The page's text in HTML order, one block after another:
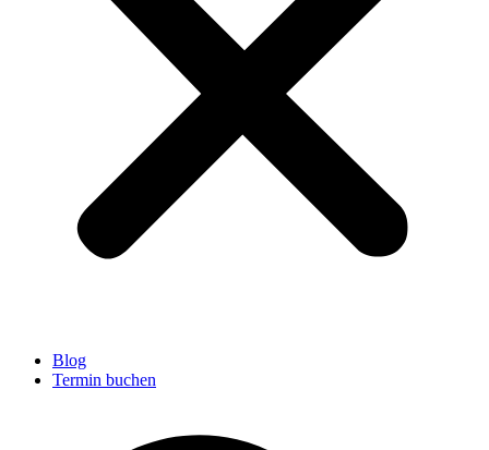
Blog
Termin buchen